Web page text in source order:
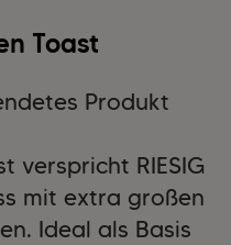
Toast
Produkt
verspricht RIESIG
mit extra großen
Ideal als Basis